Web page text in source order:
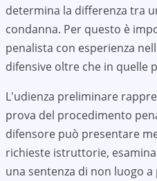
determina la differenza tra
condanna. Per questo è
penalista con esperienza
difensive oltre che in quelle
L'udienza preliminare
prova del procedimento
difensore può presentare
richieste istruttorie,
una sentenza di non luogo